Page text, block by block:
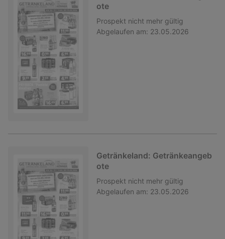
ote
Prospekt nicht mehr gültig
Abgelaufen am: 23.05.2026
Getränkeland: Getränkeangeb
ote
Prospekt nicht mehr gültig
Abgelaufen am: 23.05.2026